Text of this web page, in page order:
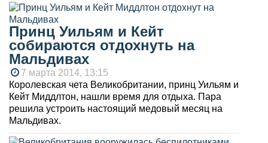
Принц Уильям и Кейт
собираются отдохнуть на
Мальдивах
7 марта 2014, 13:15
Королевская чета Великобритании, принц Уильям и
Кейт Миддлтон, нашли время для отдыха. Пара
решила устроить настоящий медовый месяц на
Мальдивах.